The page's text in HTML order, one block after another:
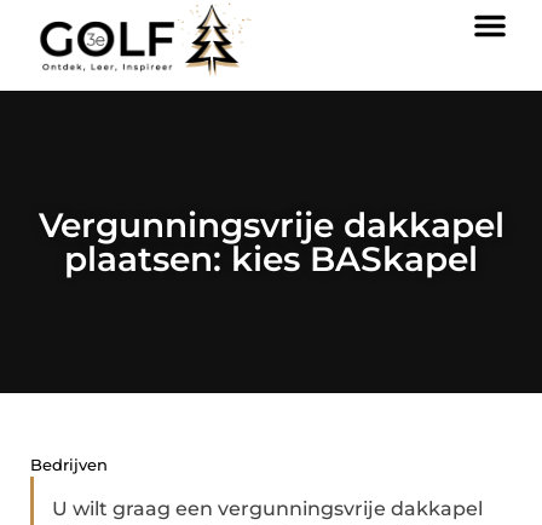
Vergunningsvrije dakkapel
plaatsen: kies BASkapel
Bedrijven
U wilt graag een vergunningsvrije dakkapel